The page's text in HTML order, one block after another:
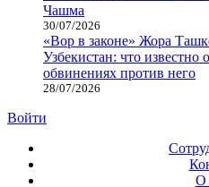
Чашма
30/07/2026
«Вор в законе» Жора
Узбекистан: что
обвинениях против него
28/07/2026
Войти
О